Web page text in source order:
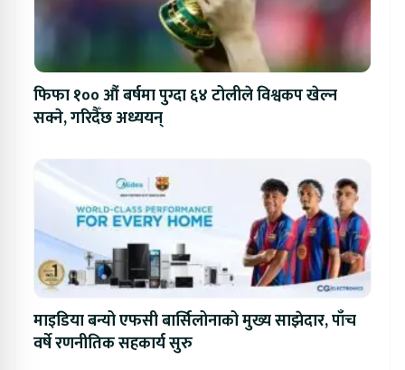
फिफा १०० औं बर्षमा पुग्दा ६४ टोलीले विश्वकप खेल्न
सक्ने, गरिदैँछ अध्ययन्
माइडिया बन्यो एफसी बार्सिलोनाको मुख्य साझेदार, पाँच
वर्षे रणनीतिक सहकार्य सुरु